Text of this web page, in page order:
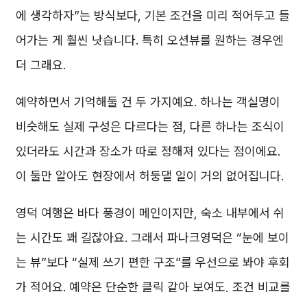
에 생각하자”는 방식보다, 기본 조건을 미리 적어두고 들
어가는 게 훨씬 낫습니다. 특히 오션뷰를 원하는 경우엔
더 그래요.
예약하면서 기억해둘 건 두 가지예요. 하나는 객실명이
비슷해도 실제 구성은 다르다는 점, 다른 하나는 조식이
있더라도 시간과 장소가 따로 정해져 있다는 점이에요.
이 둘만 알아도 현장에서 허둥댈 일이 거의 없어집니다.
영덕 여행은 바다 풍경이 메인이지만, 숙소 내부에서 쉬
는 시간도 꽤 길잖아요. 그래서 파나크영덕은 “눈에 보이
는 뷰”보다 “실제 쓰기 편한 구조”를 우선으로 봐야 후회
가 적어요. 예약은 단순한 클릭 같아 보여도, 조건 비교를